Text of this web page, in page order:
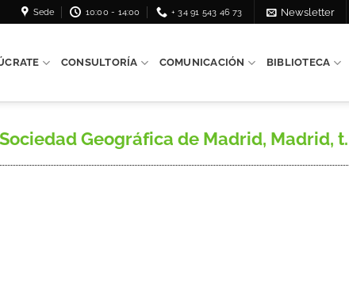
Sede 10:00 - 14:00 + 34 91 543 46 73 Newsletter
CONSULTORÍA COMUNICACIÓN BIBLIOTECA
Geográfica de Madrid, Madrid, t.